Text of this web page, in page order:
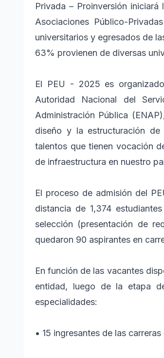
Privada – Proinversión
Asociaciones Público-
universitarios y egresados de
63% provienen de diversas
El PEU - 2025 es
Autoridad Nacional del
Administración Pública
diseño y la estructuración
talentos que tienen vocación
de infraestructura en nuestro
El proceso de admisión del
distancia de 1,374
selección (presentación de
quedaron 90 aspirantes en
En función de las vacantes
entidad, luego de la etapa
especialidades:
• 15 ingresantes de las